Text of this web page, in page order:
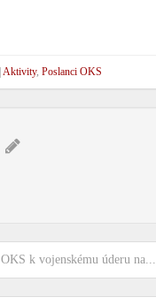
Aktivity, Poslanci OKS
OKS k vojenskému úderu na...